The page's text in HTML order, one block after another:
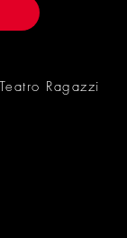
30/05/26
Teatro Ragazzi